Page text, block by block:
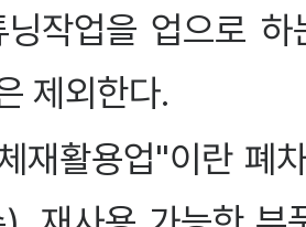
작업을 업으로
제외한다.
재활용업"이란 폐